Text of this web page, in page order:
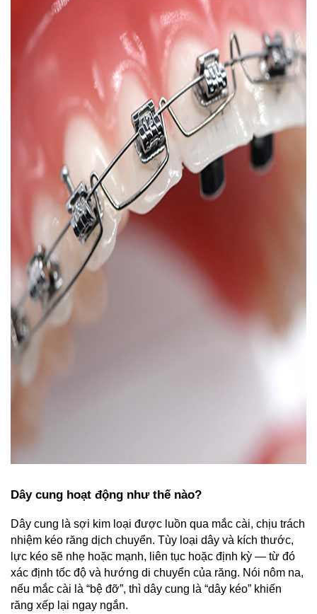
Dây cung hoạt động như thế nào?
Dây cung là sợi kim loại được luồn qua mắc cài, chịu trách
nhiệm kéo răng dịch chuyển. Tùy loại dây và kích thước,
lực kéo sẽ nhẹ hoặc mạnh, liên tục hoặc định kỳ — từ đó
xác định tốc độ và hướng di chuyển của răng. Nói nôm na,
nếu mắc cài là “bệ đỡ”, thì dây cung là “dây kéo” khiến
răng xếp lại ngay ngắn.